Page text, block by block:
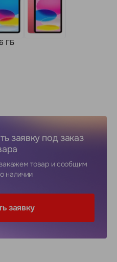
ГБ
заявку под заказ
товар и сообщим
наличии
заявку